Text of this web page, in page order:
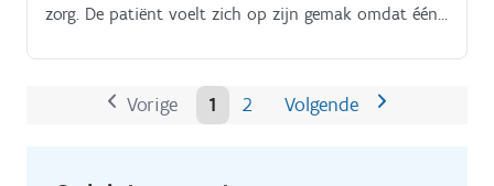
zorg. De patiënt voelt zich op zijn gemak omdat één
verleend en er tegelijkertijd een babbeltje gemaakt
Vorige 1 2 Volgende